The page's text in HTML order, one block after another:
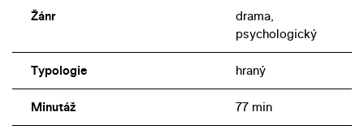
Žánr
drama,
psychologický
Typologie hraný
Minutáž 77 min